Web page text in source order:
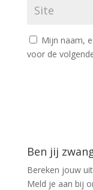
Mijn naam,
voor de
Ben jij
Bereken jouw
Meld je aan bij